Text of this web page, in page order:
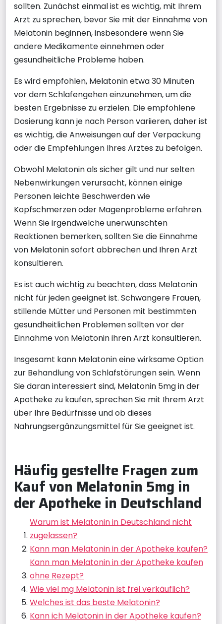
sollten. Zunächst einmal ist es wichtig, mit Ihrem
Arzt zu sprechen, bevor Sie mit der Einnahme von
Melatonin beginnen, insbesondere wenn Sie
andere Medikamente einnehmen oder
gesundheitliche Probleme haben.
Es wird empfohlen, Melatonin etwa 30 Minuten
vor dem Schlafengehen einzunehmen, um die
besten Ergebnisse zu erzielen. Die empfohlene
Dosierung kann je nach Person variieren, daher ist
es wichtig, die Anweisungen auf der Verpackung
oder die Empfehlungen Ihres Arztes zu befolgen.
Obwohl Melatonin als sicher gilt und nur selten
Nebenwirkungen verursacht, können einige
Personen leichte Beschwerden wie
Kopfschmerzen oder Magenprobleme erfahren.
Wenn Sie irgendwelche unerwünschten
Reaktionen bemerken, sollten Sie die Einnahme
von Melatonin sofort abbrechen und Ihren Arzt
konsultieren.
Es ist auch wichtig zu beachten, dass Melatonin
nicht für jeden geeignet ist. Schwangere Frauen,
stillende Mütter und Personen mit bestimmten
gesundheitlichen Problemen sollten vor der
Einnahme von Melatonin ihren Arzt konsultieren.
Insgesamt kann Melatonin eine wirksame Option
zur Behandlung von Schlafstörungen sein. Wenn
Sie daran interessiert sind, Melatonin 5mg in der
Apotheke zu kaufen, sprechen Sie mit Ihrem Arzt
über Ihre Bedürfnisse und ob dieses
Nahrungsergänzungsmittel für Sie geeignet ist.
Häufig gestellte Fragen zum
Kauf von Melatonin 5mg in
der Apotheke in Deutschland
Warum ist Melatonin in Deutschland nicht
zugelassen?
Kann man Melatonin in der Apotheke kaufen?
Kann man Melatonin in der Apotheke kaufen
ohne Rezept?
Wie viel mg Melatonin ist frei verkäuflich?
Welches ist das beste Melatonin?
Kann ich Melatonin in der Apotheke kaufen?